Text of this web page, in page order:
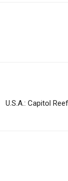
U.S.A.: Capitol